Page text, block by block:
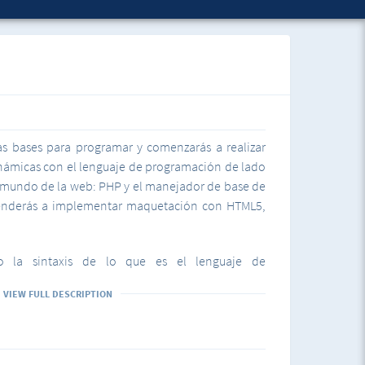
bases para programar y comenzarás a realizar
con el lenguaje de programación de lado
de la web: PHP y el manejador de base de
a implementar maquetación con HTML5,
la sintaxis de lo que es el lenguaje de
tema que miremos y vamos ir desarrollando
de aplicaciones un poco más complejas que
VIEW FULL DESCRIPTION